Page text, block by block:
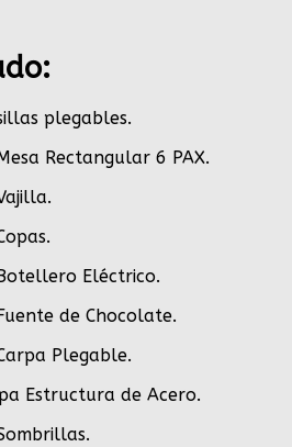
plegables.
Rectangular 6 PAX.
.
.
Eléctrico.
de Chocolate.
Plegable.
Estructura de Acero.
.